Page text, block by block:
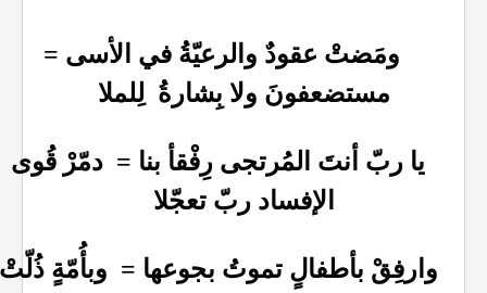
ومَضتْ عقودٌ والرعيّةُ في الأسى =
مستضعفونَ ولا بِشارةُ لِلملا
يا ربّ أنتَ المُرتجى رِفْقأ بنا = دمّرْ قُوى
الإفساد ربّ تعجّلا
وارفِقْ بأطفالٍ تموتُ بجوعها = وبأُمّةٍ ذُلّتْ